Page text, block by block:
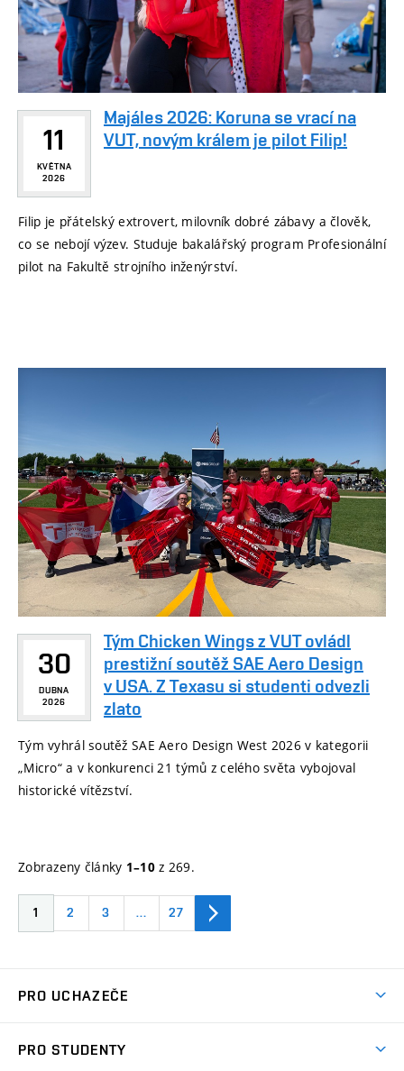
11
KVĚTNA
2026
Majáles 2026: Koruna se vrací na
VUT, novým králem je pilot Filip!
Filip je přátelský extrovert, milovník dobré zábavy a člověk,
co se nebojí výzev. Studuje bakalářský program Profesionální
pilot na Fakultě strojního inženýrství.
30
DUBNA
2026
Tým Chicken Wings z VUT ovládl
prestižní soutěž SAE Aero Design
v USA. Z Texasu si studenti odvezli
zlato
Tým vyhrál soutěž SAE Aero Design West 2026 v kategorii
„Micro“ a v konkurenci 21 týmů z celého světa vybojoval
historické vítězství.
Zobrazeny články 1–10z 269.
1 2 3 … 27
PRO UCHAZEČE
PRO STUDENTY